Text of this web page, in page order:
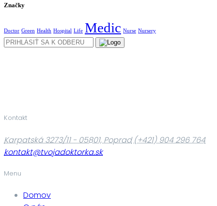
Značky
Doctor Green Health Hospital Life Medic Nurse Nursery
Kontakt
Karpatská 3273/11 - 05801, Poprad (+421) 904 296 764
kontakt@tvojadoktorka.sk
Menu
Domov